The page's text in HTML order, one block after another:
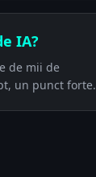
IA?
de mii de
un punct forte.